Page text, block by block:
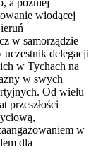
wiodącej
w samorządzie
delegacji
w Tychach na
w swych
Od wielu
przeszłości
w
dla